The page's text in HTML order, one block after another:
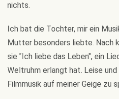
nichts.
Ich bat die Tochter, mir ein
Mutter besonders liebte. Nach
sie "Ich liebe das Leben", ein
Weltruhm erlangt hat. Leise
Filmmusik auf meiner Geige zu